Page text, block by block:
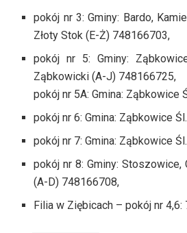
pokój nr 3: Gminy: Bardo,
Złoty Stok (E-Ż) 748166703,
pokój nr 5: Gminy:
Ząbkowicki (A-J) 748166725,
pokój nr 5A: Gmina: Ząbkowice
pokój nr 6: Gmina: Ząbkowice
pokój nr 7: Gmina: Ząbkowice
pokój nr 8: Gminy: Stoszowice,
(A-D) 748166708,
Filia w Ziębicach – pokój nr 4,6: